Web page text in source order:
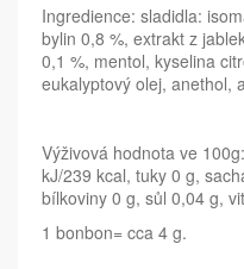
Ingredience: sladidla:
bylin 0,8 %, extrakt z
0,1 %, mentol, kyselina
eukalyptový olej, anethol,
Výživová hodnota ve
kJ/239 kcal, tuky 0 g,
bílkoviny 0 g, sůl 0,04 g,
1 bonbon= cca 4 g.